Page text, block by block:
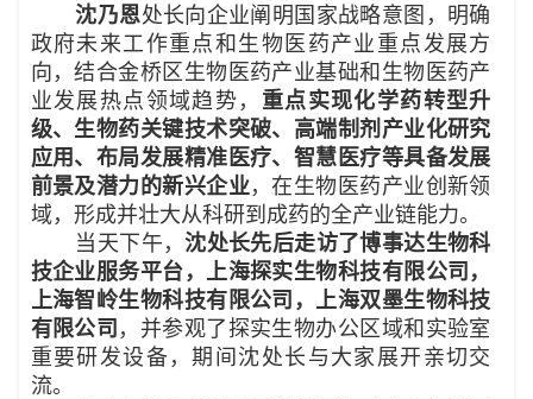
沈乃恩处长向企业阐明国家战略意图，明确
政府未来工作重点和生物医药产业重点发展方
向，结合金桥区生物医药产业基础和生物医药产
业发展热点领域趋势， 重点实现化学药转型升
级、生物药关键技术突破、高端制剂产业化研究
应用、布局发展精准医疗、智慧医疗等具备发展
前景及潜力的新兴企业，在生物医药产业创新领
域，形成并壮大从科研到成药的全产业链能力。
当天下午，沈处长先后走访了博事达生物科
技企业服务平台，上海探实生物科技有限公司，
上海智岭生物科技有限公司，上海双墨生物科技
有限公司 ，并参观了探实生物办公区域和实验室
重要研发设备，期间沈处长与大家展开亲切交
流。